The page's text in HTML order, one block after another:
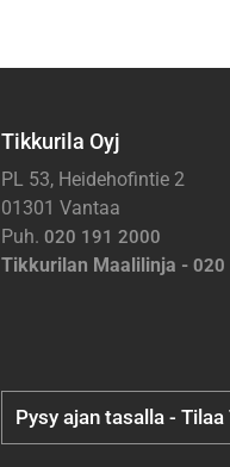
Tikkurila Oyj
PL 53, Heidehofintie 2
01301 Vantaa
Puh. 020 191 2000
Tikkurilan Maalilinja - 020
Pysy ajan tasalla -